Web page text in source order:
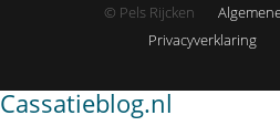
© Pels Rijcken
Privacyverklaring
Cassatieblog.nl